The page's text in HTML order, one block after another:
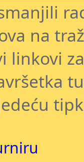
na
linkovi